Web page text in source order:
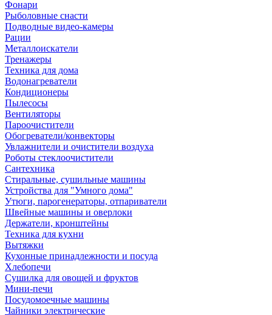
Фонари
Рыболовные снасти
Подводные видео-камеры
Рации
Металлоискатели
Тренажеры
Техника для дома
Водонагреватели
Кондиционеры
Пылесосы
Вентиляторы
Пароочистители
Обогреватели/конвекторы
Увлажнители и очистители воздуха
Роботы стеклоочистители
Сантехника
Стиральные, сушильные машины
Устройства для "Умного дома"
Утюги, парогенераторы, отпариватели
Швейные машины и оверлоки
Держатели, кронштейны
Техника для кухни
Вытяжки
Кухонные принадлежности и посуда
Хлебопечи
Сушилка для овощей и фруктов
Мини-печи
Посудомоечные машины
Чайники электрические